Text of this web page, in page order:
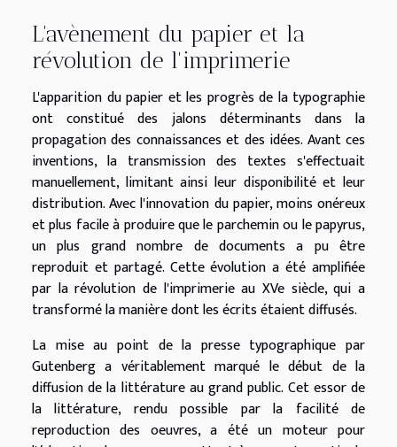
L'avènement du papier et la
révolution de l'imprimerie
L'apparition du papier et les progrès de la typographie
ont constitué des jalons déterminants dans la
propagation des connaissances et des idées. Avant ces
inventions, la transmission des textes s'effectuait
manuellement, limitant ainsi leur disponibilité et leur
distribution. Avec l'innovation du papier, moins onéreux
et plus facile à produire que le parchemin ou le papyrus,
un plus grand nombre de documents a pu être
reproduit et partagé. Cette évolution a été amplifiée
par la révolution de l'imprimerie au XVe siècle, qui a
transformé la manière dont les écrits étaient diffusés.
La mise au point de la presse typographique par
Gutenberg a véritablement marqué le début de la
diffusion de la littérature au grand public. Cet essor de
la littérature, rendu possible par la facilité de
reproduction des oeuvres, a été un moteur pour